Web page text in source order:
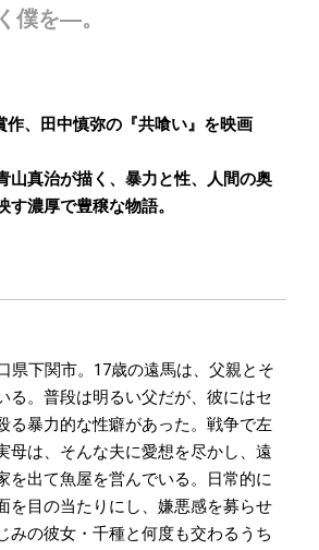
僕を―。
、田中慎弥の『共喰い』を映画
山真治が描く、暴力と性、人間の奥
濃厚で豊穣な物語。
県下関市。17歳の遠馬は、父親とそ
る。普段は明るい父だが、彼にはセ
る暴力的な性癖があった。戦争で左
母は、そんな夫に愛想を尽かし、遠
を出て魚屋を営んでいる。日常的に
を目の当たりにし、嫌悪感を募らせ
みの彼女・千種と何度も交わるうち